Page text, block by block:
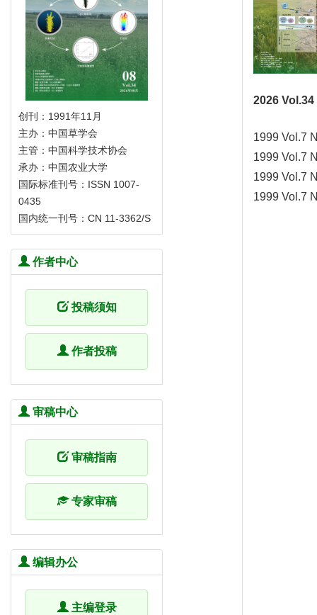
2026 Vol.34
1999 Vol.7
1999 Vol.7
1999 Vol.7
1999 Vol.7
创刊：1991年11月
主办：中国草学会
主管：中国科学技术协会
承办：中国农业大学
国际标准刊号：ISSN 1007-
0435
国内统一刊号：CN 11-3362/S
作者中心
投稿须知
作者投稿
审稿中心
审稿指南
专家审稿
编辑办公
主编登录